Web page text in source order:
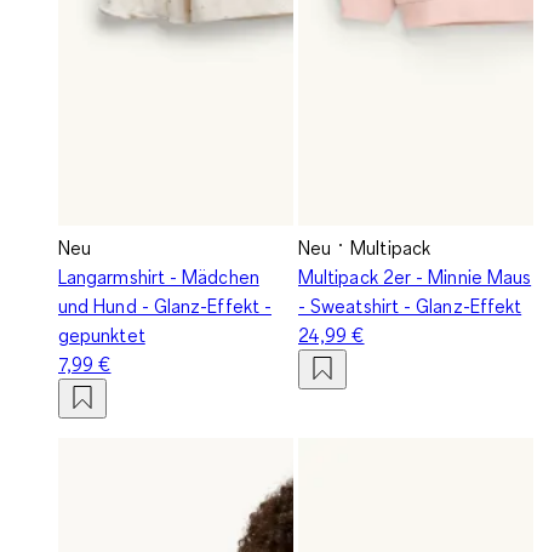
Neu
Langarmshirt - Mädchen
und Hund - Glanz-Effekt -
gepunktet
7,99 €
Neu
Multipack
Multipack 2er - Minnie Maus
- Sweatshirt - Glanz-Effekt
24,99 €